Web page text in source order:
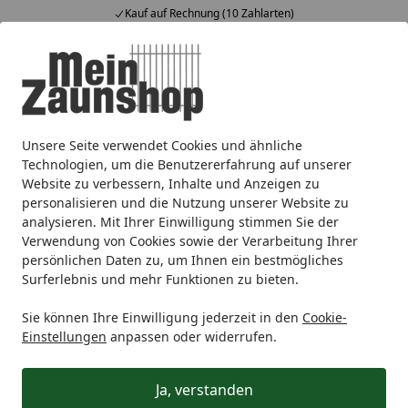
Unsere Seite verwendet Cookies und ähnliche
Technologien, um die Benutzererfahrung auf unserer
Website zu verbessern, Inhalte und Anzeigen zu
personalisieren und die Nutzung unserer Website zu
analysieren. Mit Ihrer Einwilligung stimmen Sie der
Verwendung von Cookies sowie der Verarbeitung Ihrer
persönlichen Daten zu, um Ihnen ein bestmögliches
Surferlebnis und mehr Funktionen zu bieten.
Sie können Ihre Einwilligung jederzeit in den Cookie-
Einstellungen anpassen oder widerrufen.
Ja, verstanden
Kauf auf Rechnung (10 Zahlarten)
Alle Produkte
Mein Konto
Suchen
Startseite
Zaunmarken T&J T&J Sichtschutzzaun
T&J Aluminium-Wandprofil inkl.
Abstandshalter